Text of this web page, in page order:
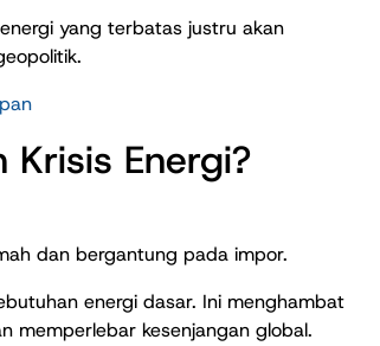
yang terbatas justru akan
Krisis Energi?
dan bergantung pada impor.
energi dasar. Ini menghambat
memperlebar kesenjangan global.